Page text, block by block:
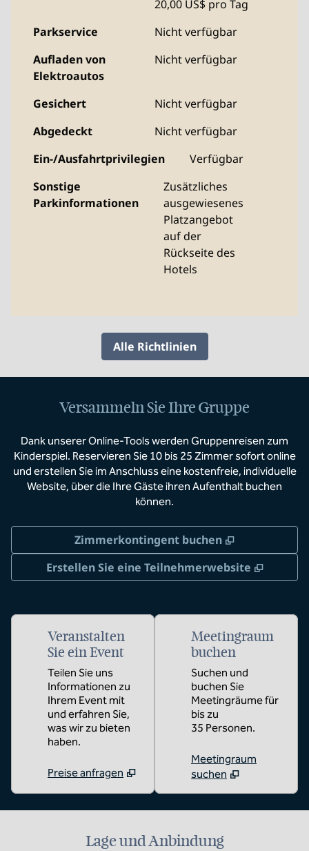
20,00 US$ pro Tag
Parkservice
Nicht verfügbar
Aufladen von
Elektroautos
Nicht verfügbar
Gesichert
Nicht verfügbar
Abgedeckt
Nicht verfügbar
Ein-/Ausfahrtprivilegien
Verfügbar
Sonstige
Parkinformationen
Zusätzliches
ausgewiesenes
Platzangebot
auf der
Rückseite des
Hotels
Alle Richtlinien
Versammeln Sie Ihre Gruppe
Dank unserer Online-Tools werden Gruppenreisen zum
Kinderspiel. Reservieren Sie 10 bis 25 Zimmer sofort online
und erstellen Sie im Anschluss eine kostenfreie, individuelle
Website, über die Ihre Gäste ihren Aufenthalt buchen
können.
Zimmerkontingent buchen ,
Erstellen Sie eine Teilnehmerwebsite
,
Veranstalten
Sie ein Event
Teilen Sie uns
Informationen zu
Ihrem Event mit
und erfahren Sie,
was wir zu bieten
haben.
Preise anfragen
Meetingraum
buchen
Suchen und
buchen Sie
Meetingräume für
bis zu
35 Personen.
Meetingraum
suchen
Lage und Anbindung